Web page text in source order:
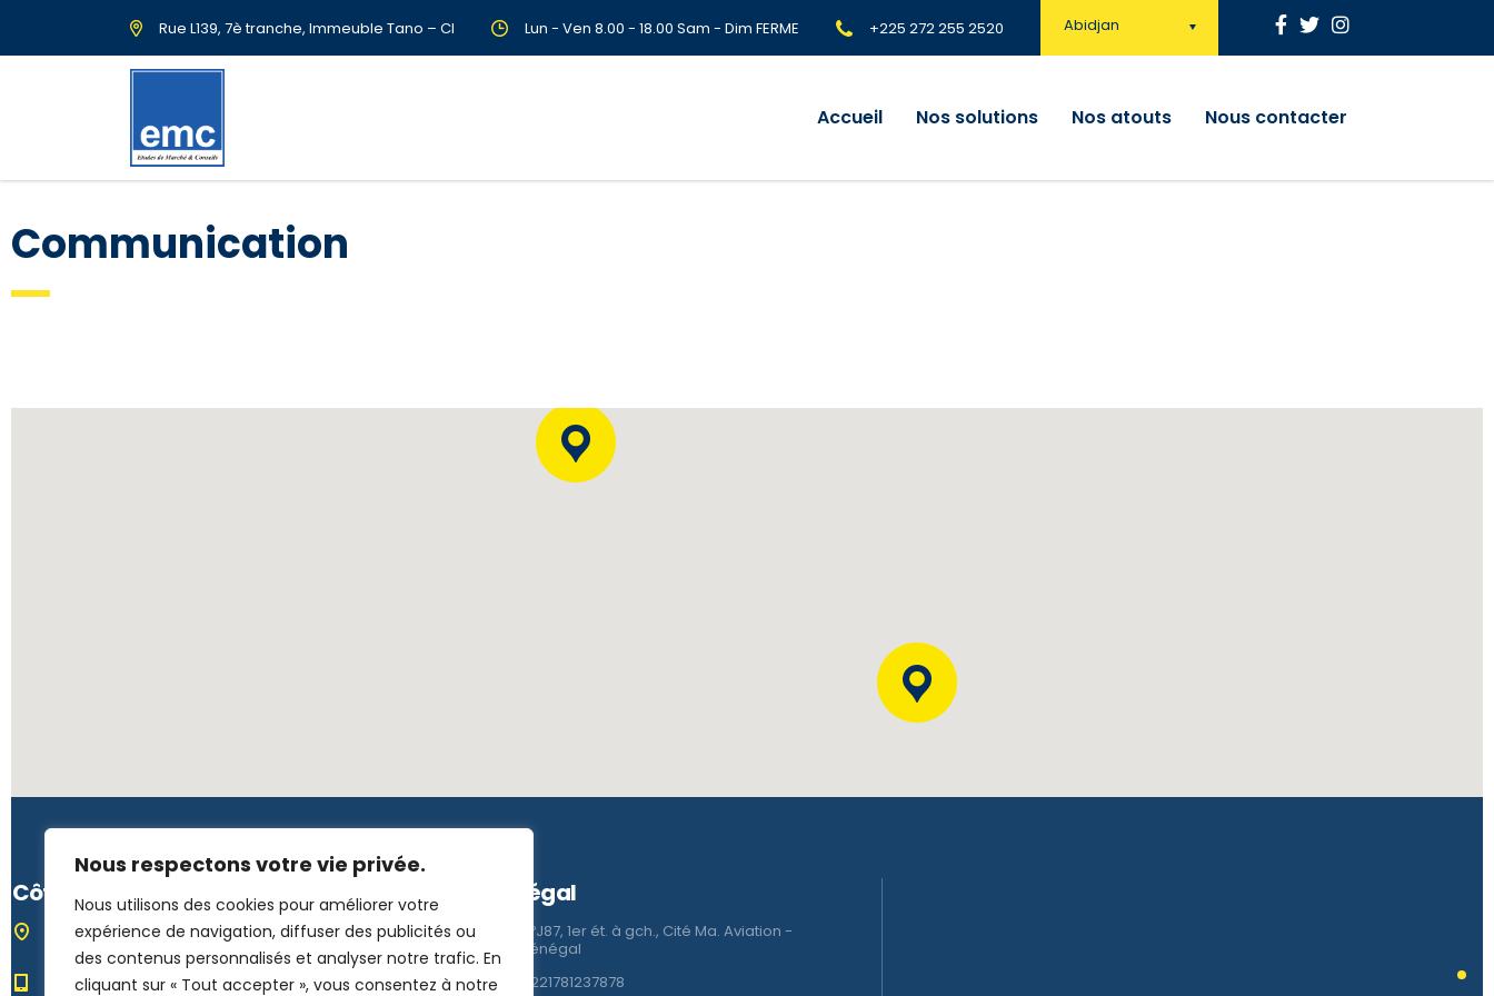
Nous respectons votre vie privée.
Nous utilisons des cookies pour améliorer votre
expérience de navigation, diffuser des publicités ou
des contenus personnalisés et analyser notre trafic. En
cliquant sur « Tout accepter », vous consentez à notre
Abidjan
Rue L139, 7è tranche, Immeuble Tano – CI Lun - Ven 8.00 - 18.00 Sam - Dim FERME +225 272 255 2520
Accueil Nos solutions Nos atouts Nous contacter
Communication
Côte d'Ivoire
Rue L139, 7è tranche, Immeuble Tano –
(+225) 272 255 2520 / 078 723 1187
Sénégal
NºJ87, 1er ét. à gch., Cité Ma. Aviation -
Sénégal
+221781237878